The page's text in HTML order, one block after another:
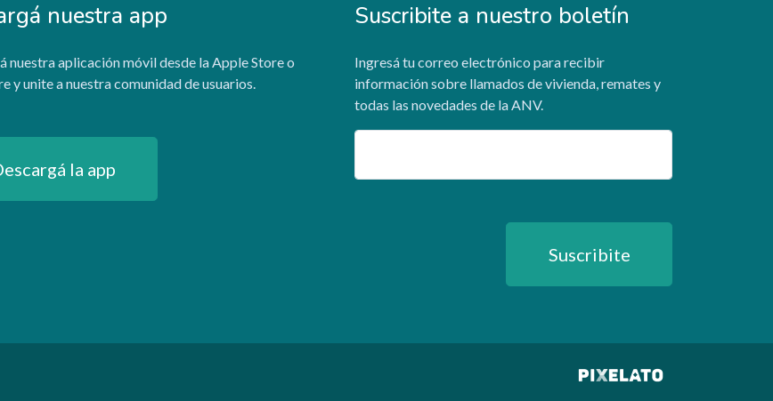
nuestra app
nuestra aplicación móvil desde la Apple Store o
y unite a nuestra comunidad de usuarios.
la app
Suscribite a nuestro boletín
Ingresá tu correo electrónico para recibir
información sobre llamados de vivienda, remates y
todas las novedades de la ANV.
Email
Suscribite